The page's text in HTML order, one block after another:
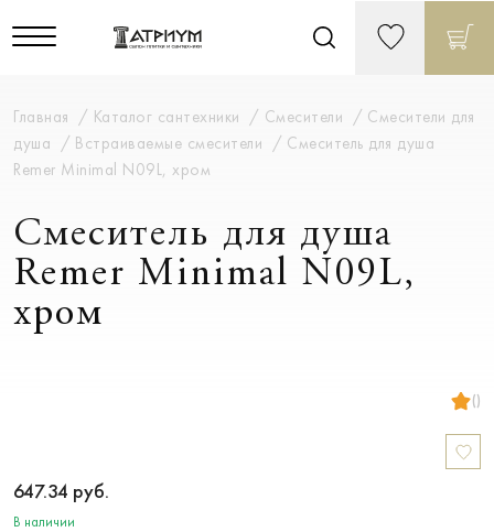
Главная Каталог сантехники Смесители
Смесители для
душа
Встраиваемые смесители
Смеситель для душа
Remer Minimal N09L, хром
Смеситель для душа
Remer Minimal N09L,
хром
()
647.34 руб.
В наличии